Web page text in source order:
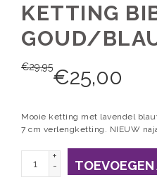
KETTING
GOUD/
€29,95€25,00
Mooie ketting met lavendel
7 cm verlengketting. NIEUW
+
-